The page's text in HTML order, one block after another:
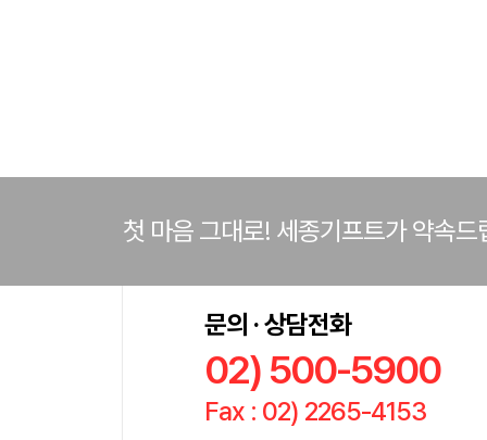
첫 마음 그대로! 세종기프트가 약속드
문의 · 상담전화
02) 500-5900
Fax : 02) 2265-4153